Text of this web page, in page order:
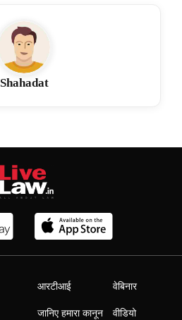
Shahadat
आरटीआई
जानिए हमारा कानून
वेबिनार
वीडियो